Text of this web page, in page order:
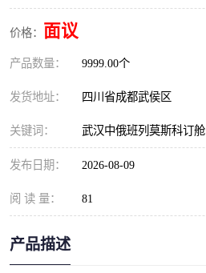
价格： 面议
产品数量： 9999.00个
发货地址： 四川省成都武侯区
关键词： 武汉中俄班列莫斯科订舱
发布日期： 2026-08-09
阅 读 量： 81
产品描述